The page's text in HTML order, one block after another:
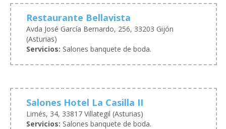
Restaurante Bellavista
Avda José García Bernardo, 256, 33203 Gijón
(Asturias)
Servicios: Salones banquete de boda.
Salones Hotel La Casilla II
Limés, 34, 33817 Villategil (Asturias)
Servicios: Salones banquete de boda.